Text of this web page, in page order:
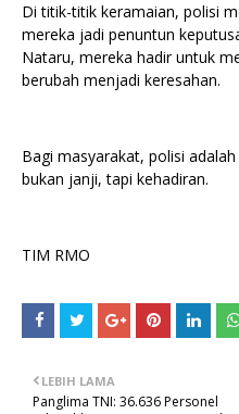
Di titik-titik keramaian, polisi
mereka jadi penuntun
Nataru, mereka hadir untuk
berubah menjadi keresahan.
Bagi masyarakat, polisi
bukan janji, tapi kehadiran.
TIM RMO
LEBIH LAMA
Panglima TNI: 36.636 Personel